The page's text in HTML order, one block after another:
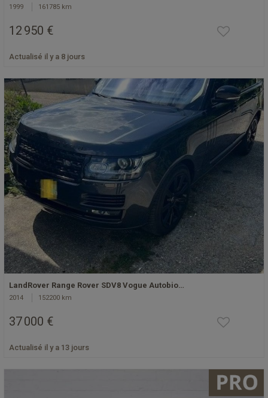
1999 161785 km
12 950 €
Actualisé il y a 8 jours
LandRover Range Rover SDV8 Vogue Autobio…
2014 152200 km
37 000 €
Actualisé il y a 13 jours